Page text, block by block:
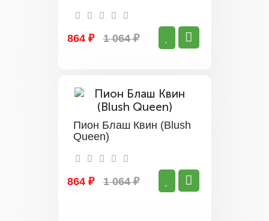
864 ₽ 1 064 ₽
Пион Блаш Квин (Blush
Queen)
864 ₽ 1 064 ₽